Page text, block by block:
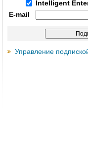
Intelligent
E-mail
Управление